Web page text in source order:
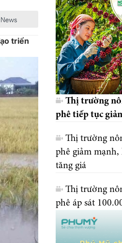
triển
Thị trường
phê tiếp tục
Thị trường
phê giảm
tăng giá
Thị trường
phê áp sát